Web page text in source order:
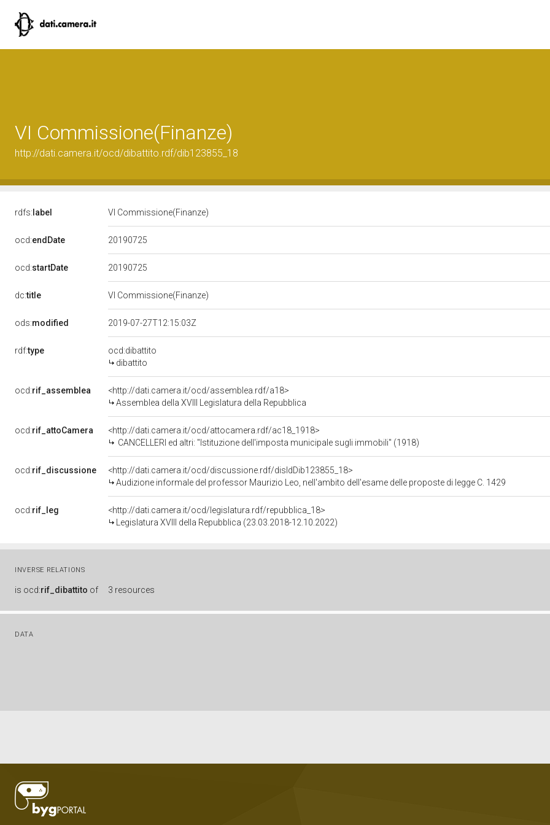
VI Commissione(Finanze)
http://dati.camera.it/ocd/dibattito.rdf/dib123855_18
rdfs: label VI Commissione(Finanze)
ocd:endDate 20190725
ocd:startDate 20190725
dc:title VI Commissione(Finanze)
ods:modified 2019-07-27T12:15:03Z
rdf:type
ocd:dibattito
dibattito
ocd:rif_assemblea
<http://dati.camera.it/ocd/assemblea.rdf/a18>
Assemblea della XVIII Legislatura della Repubblica
ocd:rif_attoCamera
<http://dati.camera.it/ocd/attocamera.rdf/ac18_1918>
CANCELLERI ed altri: "Istituzione dell'imposta municipale sugli immobili" (1918)
ocd:rif_discussione
<http://dati.camera.it/ocd/discussione.rdf/disIdDib123855_18>
Audizione informale del professor Maurizio Leo, nell'ambito dell'esame delle proposte di legge C. 1429
ocd:rif_leg
<http://dati.camera.it/ocd/legislatura.rdf/repubblica_18>
Legislatura XVIII della Repubblica (23.03.2018-12.10.2022)
INVERSE RELATIONS
is ocd:rif_dibattito of 3 resources
DATA